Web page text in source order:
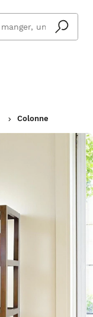
En savoir plus
Colonne